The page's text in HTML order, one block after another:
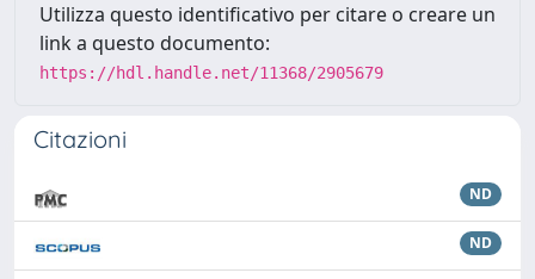
Utilizza questo identificativo per citare o creare un
link a questo documento:
https://hdl.handle.net/11368/2905679
Citazioni
ND
ND